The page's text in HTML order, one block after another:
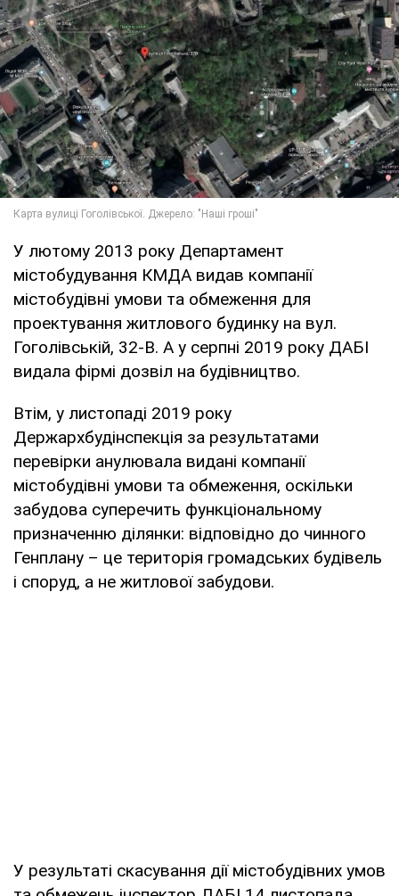
У лютому 2013 року Департамент
містобудування КМДА видав компанії
містобудівні умови та обмеження для
проектування житлового будинку на вул.
Гоголівській, 32-В. А у серпні 2019 року ДАБІ
видала фірмі дозвіл на будівництво.
Втім, у листопаді 2019 року
Держархбудінспекція за результатами
перевірки анулювала видані компанії
містобудівні умови та обмеження, оскільки
забудова суперечить функціональному
призначенню ділянки: відповідно до чинного
Генплану – це територія громадських будівель
і споруд, а не житлової забудови.
У результаті скасування дії містобудівних умов